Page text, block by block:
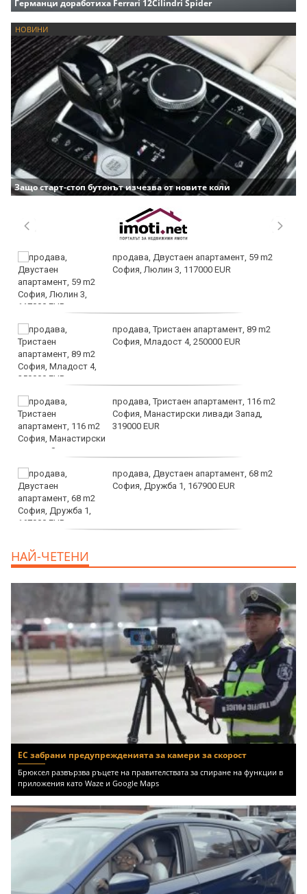
Германци доработиха Ferrari 12Cilindri Spider
НОВИНИ
Защо старт-стоп бутонът изчезва от новите коли
продава, Двустаен апартамент, 59 m2
София, Люлин 3, 117000 EUR
продава, Тристаен апартамент, 89 m2
София, Младост 4, 250000 EUR
продава, Тристаен апартамент, 116 m2
София, Манастирски ливади Запад,
319000 EUR
продава, Двустаен апартамент, 68 m2
София, Дружба 1, 167900 EUR
НАЙ-ЧЕТЕНИ
ЕС забрани предупрежденията за камери за скорост
Брюксел развързва ръцете на правителствата за спиране на функции в
приложения като Waze и Google Maps